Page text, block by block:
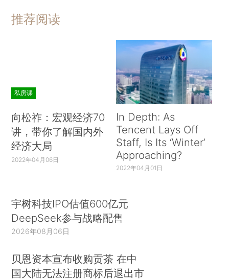
推荐阅读
私房课
向松祚：宏观经济70
讲，带你了解国内外
经济大局
2022年04月06日
In Depth: As
Tencent Lays Off
Staff, Is Its ‘Winter’
Approaching?
2022年04月01日
宇树科技IPO估值600亿元
DeepSeek参与战略配售
2026年08月06日
贝恩资本宣布收购贡茶 在中
国大陆无法注册商标后退出市